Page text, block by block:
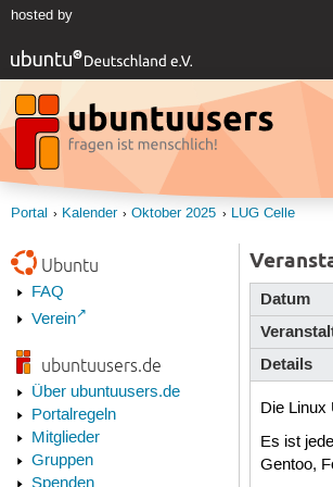
hosted by
Portal Kalender Oktober 2025 LUG Celle
Ubuntu
FAQ
Verein
ubuntuusers.de
Über ubuntuusers.de
Portalregeln
Mitglieder
Gruppen
Datum
Details
Die Linux
Es ist
Gentoo,